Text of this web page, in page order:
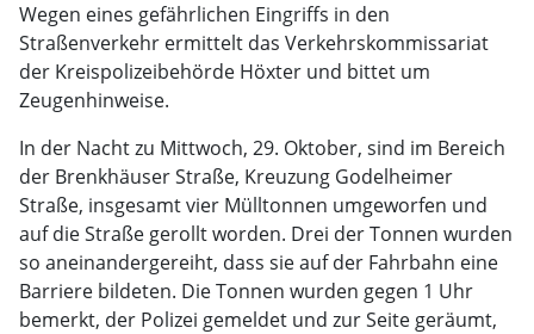
Wegen eines gefährlichen Eingriffs in den
Straßenverkehr ermittelt das Verkehrskommissariat
der Kreispolizeibehörde Höxter und bittet um
Zeugenhinweise.
In der Nacht zu Mittwoch, 29. Oktober, sind im Bereich
der Brenkhäuser Straße, Kreuzung Godelheimer
Straße, insgesamt vier Mülltonnen umgeworfen und
auf die Straße gerollt worden. Drei der Tonnen wurden
so aneinandergereiht, dass sie auf der Fahrbahn eine
Barriere bildeten. Die Tonnen wurden gegen 1 Uhr
bemerkt, der Polizei gemeldet und zur Seite geräumt,